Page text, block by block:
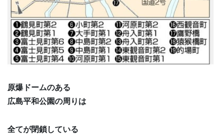
原爆ドームのある
広島平和公園の周りは
全てが閉鎖している